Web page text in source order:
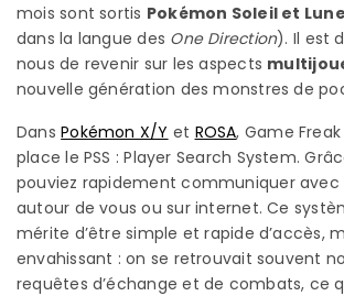
mois sont sortis Pokémon Soleil et Lune
dans la langue des One Direction). Il est
nous de revenir sur les aspects
nouvelle génération des monstres de
DansPokémon X/Y et ROSA, Game
place le PSS : Player Search System.
pouviez rapidement communiquer avec
autour de vous ou sur internet. Ce
mérite d’être simple et rapide d’accès,
envahissant : on se retrouvait souvent
requêtes d’échange et de combats, ce